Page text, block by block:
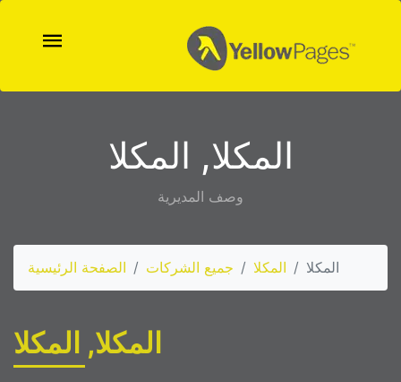
المكلا, المكلا
وصف المديرية
الصفحة الرئيسية جميع الشركات المكلا المكلا
المكلا, المكلا